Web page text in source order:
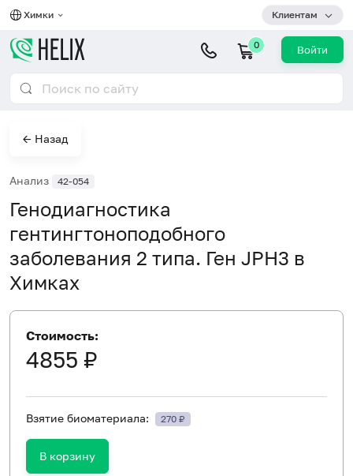
Химки Клиентам
0 Войти
← Назад
Анализ 42-054
Генодиагностика
гентингтоноподобного
заболевания 2 типа. Ген JPH3 в
Химках
Стоимость:
4855 ₽
Взятие биоматериала: 270 ₽
В корзину